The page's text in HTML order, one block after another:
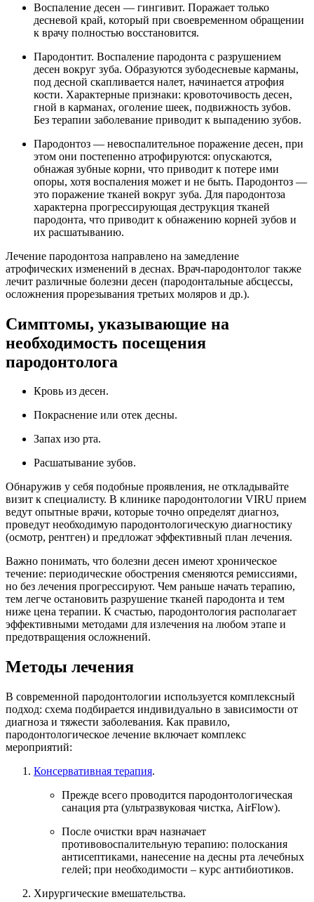
Воспаление десен — гингивит. Поражает только
десневой край, который при своевременном обращении
к врачу полностью восстановится.
Пародонтит. Воспаление пародонта с разрушением
десен вокруг зуба. Образуются зубодесневые карманы,
под десной скапливается налет, начинается атрофия
кости. Характерные признаки: кровоточивость десен,
гной в карманах, оголение шеек, подвижность зубов.
Без терапии заболевание приводит к выпадению зубов.
Пародонтоз — невоспалительное поражение десен, при
этом они постепенно атрофируются: опускаются,
обнажая зубные корни, что приводит к потере ими
опоры, хотя воспаления может и не быть. Пародонтоз —
это поражение тканей вокруг зуба. Для пародонтоза
характерна прогрессирующая деструкция тканей
пародонта, что приводит к обнажению корней зубов и
их расшатыванию.
Лечение пародонтоза направлено на замедление
атрофических изменений в деснах. Врач-пародонтолог также
лечит различные болезни десен (пародонтальные абсцессы,
осложнения прорезывания третьих моляров и др.).
Симптомы, указывающие на
необходимость посещения
пародонтолога
Кровь из десен.
Покраснение или отек десны.
Запах изо рта.
Расшатывание зубов.
Обнаружив у себя подобные проявления, не откладывайте
визит к специалисту. В клинике пародонтологии VIRU прием
ведут опытные врачи, которые точно определят диагноз,
проведут необходимую пародонтологическую диагностику
(осмотр, рентген) и предложат эффективный план лечения.
Важно понимать, что болезни десен имеют хроническое
течение: периодические обострения сменяются ремиссиями,
но без лечения прогрессируют. Чем раньше начать терапию,
тем легче остановить разрушение тканей пародонта и тем
ниже цена терапии. К счастью, пародонтология располагает
эффективными методами для излечения на любом этапе и
предотвращения осложнений.
Методы лечения
В современной пародонтологии используется комплексный
подход: схема подбирается индивидуально в зависимости от
диагноза и тяжести заболевания. Как правило,
пародонтологическое лечение включает комплекс
мероприятий:
Консервативная терапия.
Прежде всего проводится пародонтологическая
санация рта (ультразвуковая чистка, AirFlow).
После очистки врач назначает
противовоспалительную терапию: полоскания
антисептиками, нанесение на десны рта лечебных
гелей; при необходимости – курс антибиотиков.
Хирургические вмешательства.